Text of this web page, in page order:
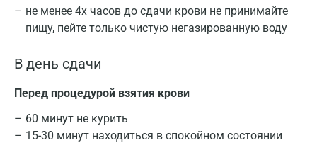
не менее 4х часов до сдачи крови не принимайте
пищу, пейте только чистую негазированную воду
В день сдачи
Перед процедурой взятия крови
60 минут не курить
15-30 минут находиться в спокойном состоянии